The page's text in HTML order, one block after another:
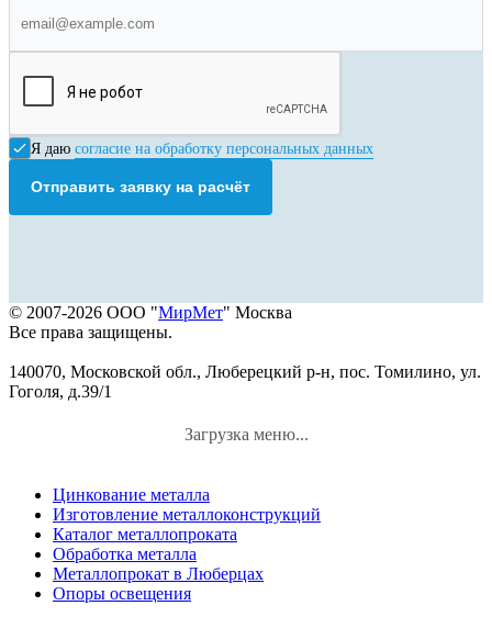
Я даю согласие на обработку персональных данных
Отправить заявку на расчёт
© 2007-2026 ООО "МирМет" Москва
Все права защищены.
140070, Московской обл., Люберецкий р-н, пос. Томилино, ул.
Гоголя, д.39/1
Загрузка меню...
Цинкование металла
Изготовление металлоконструкций
Каталог металлопроката
Обработка металла
Металлопрокат в Люберцах
Опоры освещения